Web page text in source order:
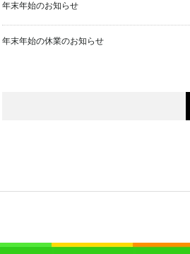
年末年始のお知らせ
年末年始の休業のお知らせ